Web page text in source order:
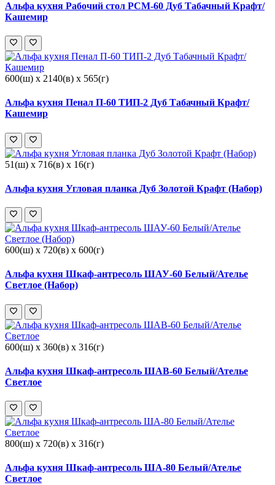
Альфа кухня Рабочий стол РСМ-60 Дуб Табачный Крафт/
Кашемир
600(ш) x 2140(в) x 565(г)
Альфа кухня Пенал П-60 ТИП-2 Дуб Табачный Крафт/
Кашемир
51(ш) x 716(в) x 16(г)
Альфа кухня Угловая планка Дуб Золотой Крафт (Набор)
600(ш) x 720(в) x 600(г)
Альфа кухня Шкаф-антресоль ШАУ-60 Белый/Ателье
Светлое (Набор)
600(ш) x 360(в) x 316(г)
Альфа кухня Шкаф-антресоль ШАВ-60 Белый/Ателье
Светлое
800(ш) x 720(в) x 316(г)
Альфа кухня Шкаф-антресоль ША-80 Белый/Ателье
Светлое